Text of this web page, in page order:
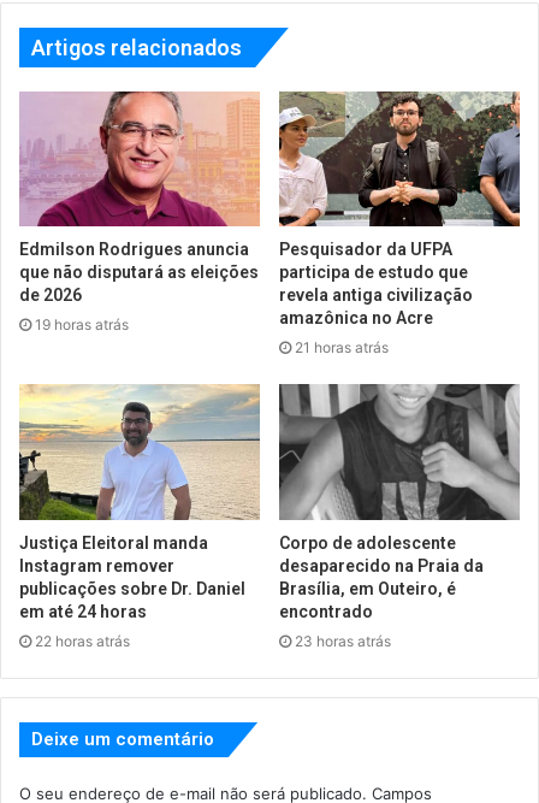
Artigos relacionados
Edmilson Rodrigues anuncia
que não disputará as eleições
de 2026
19 horas atrás
Pesquisador da UFPA
participa de estudo que
revela antiga civilização
amazônica no Acre
21 horas atrás
Justiça Eleitoral manda
Instagram remover
publicações sobre Dr. Daniel
em até 24 horas
22 horas atrás
Corpo de adolescente
desaparecido na Praia da
Brasília, em Outeiro, é
encontrado
23 horas atrás
Deixe um comentário
O seu endereço de e-mail não será publicado. Campos